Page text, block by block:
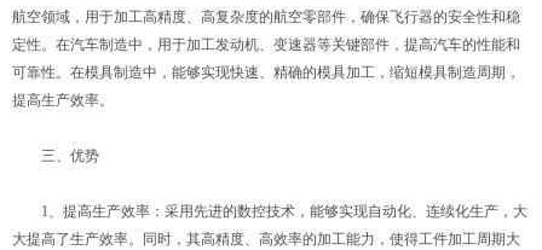
航空领域，用于加工高精度、高复杂度的航空零部件，确保飞行器的安全性和稳
定性。在汽车制造中，用于加工发动机、变速器等关键部件，提高汽车的性能和
可靠性。在模具制造中，能够实现快速、精确的模具加工，缩短模具制造周期，
提高生产效率。
三、优势
1、提高生产效率：采用先进的数控技术，能够实现自动化、连续化生产，大
大提高了生产效率。同时，其高精度、高效率的加工能力，使得工件加工周期大